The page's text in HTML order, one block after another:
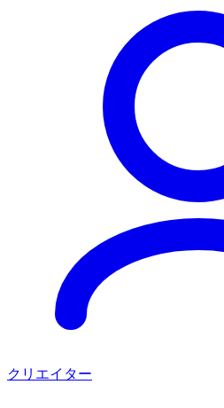
クリエイター